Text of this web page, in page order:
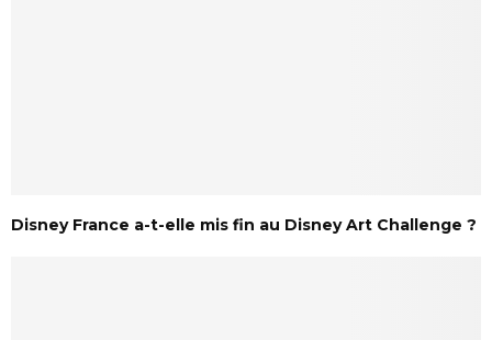
Disney France a-t-elle mis fin au Disney Art Challenge ?